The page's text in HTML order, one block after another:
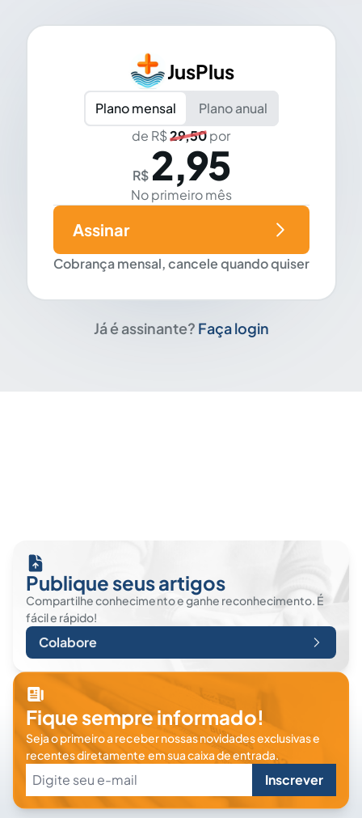
JusPlus
Plano mensal
Plano anual
de R$29,50por
R$ 2,95
No primeiro mês
Cobrança mensal, cancele quando quiser
Assinar
Já é assinante? Faça login
Publique seus artigos
Compartilhe conhecimento e ganhe reconhecimento. É
fácil e rápido!
Colabore
Fique sempre informado!
Seja o primeiro a receber nossas novidades exclusivas e
recentes diretamente em sua caixa de entrada.
Inscrever